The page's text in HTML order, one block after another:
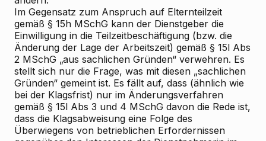
Im Gegensatz zum Anspruch auf Elternteilzeit
gemäß § 15h MSchG kann der Dienstgeber die
Einwilligung in die Teilzeitbeschäftigung (bzw. die
Änderung der Lage der Arbeitszeit) gemäß § 15l Abs
2 MSchG „aus sachlichen Gründen“ verwehren. Es
stellt sich nur die Frage, was mit diesen „sachlichen
Gründen“ gemeint ist. Es fällt auf, dass (ähnlich wie
bei der Klagsfrist) nur im Änderungsverfahren
gemäß § 15l Abs 3 und 4 MSchG davon die Rede ist,
dass die Klagsabweisung eine Folge des
Überwiegens von betrieblichen Erfordernissen